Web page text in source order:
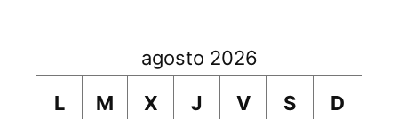
agosto 2026
L
M X J V S D